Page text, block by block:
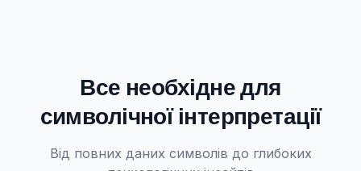
Все необхідне для
символічної інтерпретації
Від повних даних символів до глибоких